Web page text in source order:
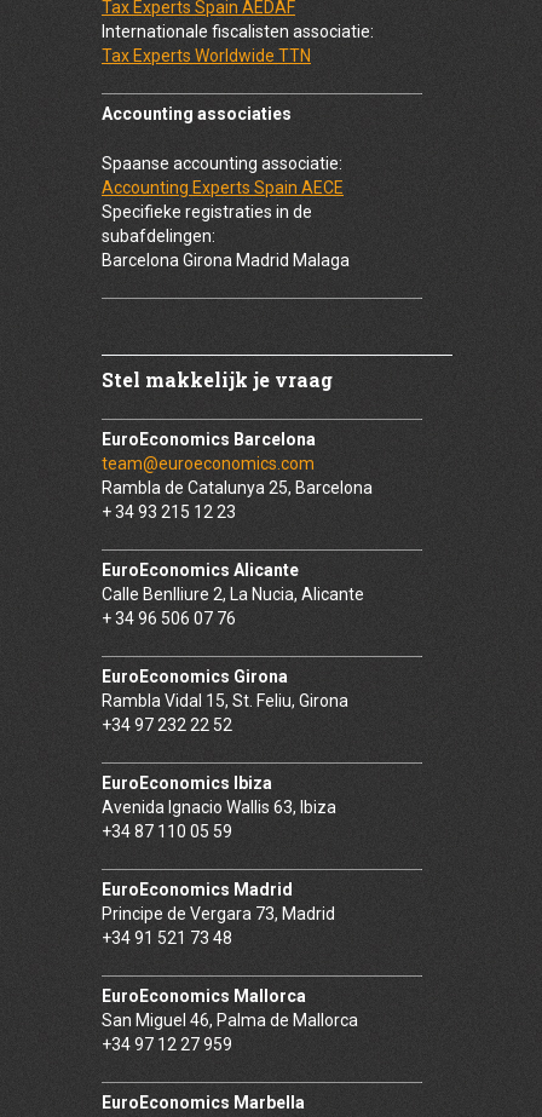
Tax Experts Spain AEDAF
Internationale fiscalisten associatie:
Tax Experts Worldwide TTN
Accounting associaties
Spaanse accounting associatie:
Accounting Experts Spain AECE
Specifieke registraties in de
subafdelingen:
Barcelona Girona Madrid Malaga
Stel makkelijk je vraag
EuroEconomics Barcelona
team@euroeconomics.com
Rambla de Catalunya 25, Barcelona
+ 34 93 215 12 23
EuroEconomics Alicante
Calle Benlliure 2, La Nucia, Alicante
+ 34 96 506 07 76
EuroEconomics Girona
Rambla Vidal 15, St. Feliu, Girona
+34 97 232 22 52
EuroEconomics Ibiza
Avenida Ignacio Wallis 63, Ibiza
+34 87 110 05 59
EuroEconomics Madrid
Principe de Vergara 73, Madrid
+34 91 521 73 48
EuroEconomics Mallorca
San Miguel 46, Palma de Mallorca
+34 97 12 27 959
EuroEconomics Marbella